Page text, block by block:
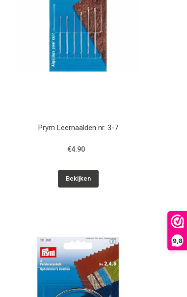
9,8
Prym Leernaalden nr. 3-7
€4.90
Bekijken